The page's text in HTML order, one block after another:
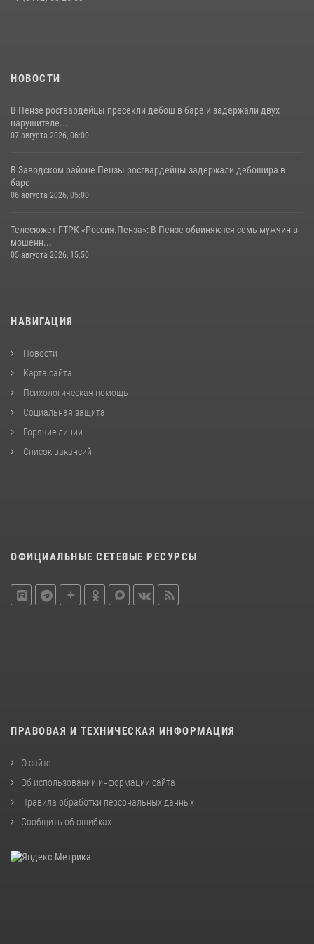
НОВОСТИ
В Пензе росгвардейцы пресекли дебош в баре и задержали двух
нарушителе...
07 августа 2026, 06:00
В Заводском районе Пензы росгвардейцы задержали дебошира в
баре
06 августа 2026, 05:00
Телесюжет ГТРК «Россия.Пенза»: В Пензе обвиняются семь мужчин в
мошенн...
05 августа 2026, 15:50
НАВИГАЦИЯ
Новости
Карта сайта
Психологическая помощь
Социальная защита
Горячие линии
Список вакансий
ОФИЦИАЛЬНЫЕ СЕТЕВЫЕ РЕСУРСЫ
ПРАВОВАЯ И ТЕХНИЧЕСКАЯ ИНФОРМАЦИЯ
О сайте
Об использовании информации сайта
Правила обработки персональных данных
Сообщить об ошибках